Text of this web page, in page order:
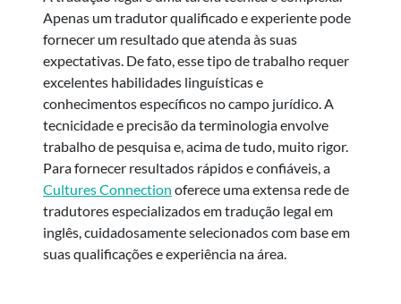
Apenas um tradutor qualificado e experiente pode
fornecer um resultado que atenda às suas
expectativas. De fato, esse tipo de trabalho requer
excelentes habilidades linguísticas e
conhecimentos específicos no campo jurídico. A
tecnicidade e precisão da terminologia envolve
trabalho de pesquisa e, acima de tudo, muito rigor.
Para fornecer resultados rápidos e confiáveis, a
Cultures Connection oferece uma extensa rede de
tradutores especializados em tradução legal em
inglês, cuidadosamente selecionados com base em
suas qualificações e experiência na área.